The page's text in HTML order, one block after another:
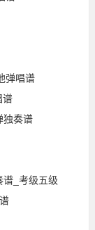
弹唱谱
谱
独奏谱
谱_考级五级